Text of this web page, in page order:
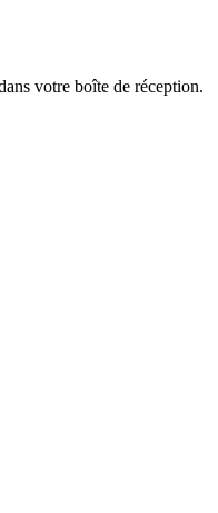
votre boîte de réception.